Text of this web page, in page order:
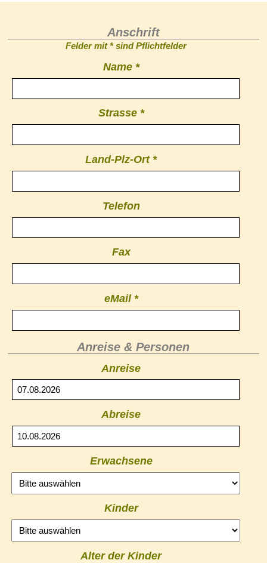
Anschrift
Felder mit * sind Pflichtfelder
Name *
Strasse *
Land-Plz-Ort *
Telefon
Fax
eMail *
Anreise & Personen
Anreise
Abreise
Erwachsene
Kinder
Alter der Kinder